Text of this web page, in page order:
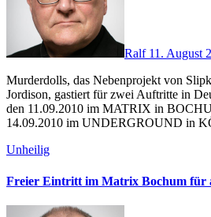
Ralf 11. August
Murderdolls, das Nebenprojekt von Slipknot-Drummer Joey
Jordison, gastiert für zwei Auftritte in
den 11.09.2010 im MATRIX in
14.09.2010 im UNDERGROUND in
Unheilig
Freier Eintritt im Matrix Bochum für